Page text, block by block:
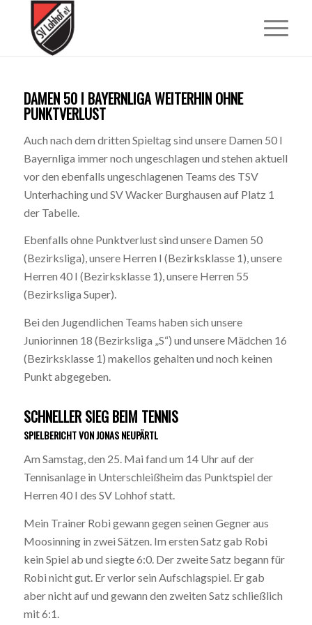
DAMEN 50 I BAYERNLIGA WEITERHIN OHNE
PUNKTVERLUST
Auch nach dem dritten Spieltag sind unsere Damen 50 I
Bayernliga immer noch ungeschlagen und stehen aktuell
vor den ebenfalls ungeschlagenen Teams des TSV
Unterhaching und SV Wacker Burghausen auf Platz 1
der Tabelle.
Ebenfalls ohne Punktverlust sind unsere Damen 50
(Bezirksliga), unsere Herren I (Bezirksklasse 1), unsere
Herren 40 I (Bezirksklasse 1), unsere Herren 55
(Bezirksliga Super).
Bei den Jugendlichen Teams haben sich unsere
Juniorinnen 18 (Bezirksliga „S“) und unsere Mädchen 16
(Bezirksklasse 1) makellos gehalten und noch keinen
Punkt abgegeben.
SCHNELLER SIEG BEIM TENNIS
SPIELBERICHT VON JONAS NEUPÄRTL
Am Samstag, den 25. Mai fand um 14 Uhr auf der
Tennisanlage in Unterschleißheim das Punktspiel der
Herren 40 I des SV Lohhof statt.
Mein Trainer Robi gewann gegen seinen Gegner aus
Moosinning in zwei Sätzen. Im ersten Satz gab Robi
kein Spiel ab und siegte 6:0. Der zweite Satz begann für
Robi nicht gut. Er verlor sein Aufschlagspiel. Er gab
aber nicht auf und gewann den zweiten Satz schließlich
mit 6:1.